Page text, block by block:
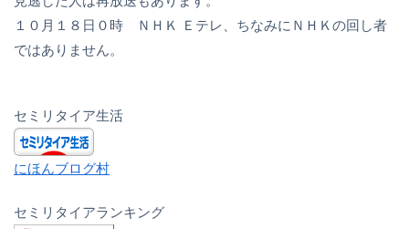
１０月１８日０時 ＮＨＫ Ｅテレ、ちなみにＮＨＫの回し者
ではありません。
セミリタイア生活
にほんブログ村
セミリタイアランキング